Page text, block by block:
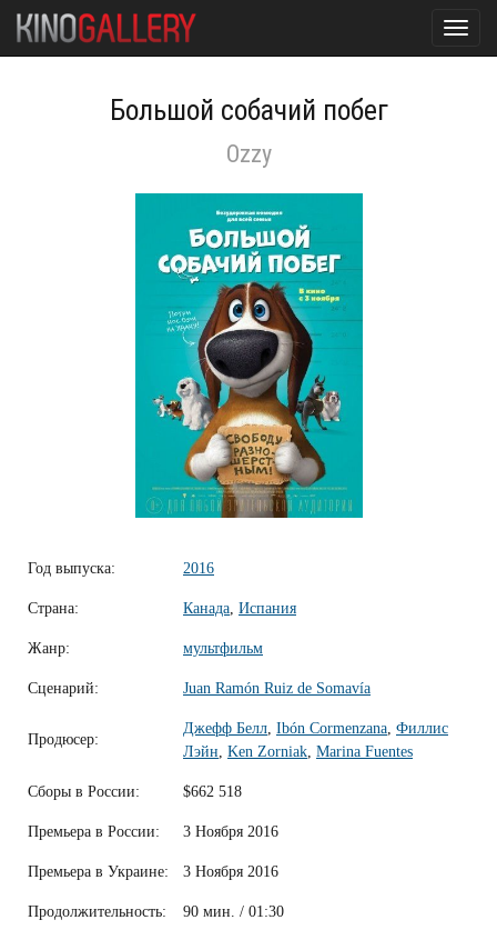
Большой собачий побег
Ozzy
Год выпуска: 2016
Страна: Канада Испания
Жанр: мультфильм
Сценарий: Juan Ramón Ruiz de Somavía
Продюсер:
Джефф Белл Ibón Cormenzana Филлис
Лэйн Ken Zorniak Marina Fuentes
Сборы в России: $662 518
Премьера в России: 3 Ноября 2016
Премьера в Украине: 3 Ноября 2016
Продолжительность: 90 мин. / 01:30